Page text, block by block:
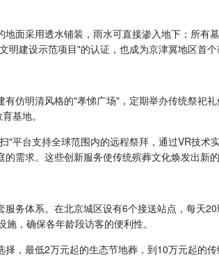
面采用透水铺装，雨水可直接渗入地下；所
建设示范项目"的认证，也成为京津冀地区首
仿明清风格的"孝悌广场"，定期举办传统祭祀
基地。
"平台支持全球范围内的远程祭拜，通过VR技
需求。这些创新服务使传统殡葬文化焕发出新的
务体系。在北京城区设有6个接送站点，每天
，确保各年龄段访客的便利性。
，最低2万元起的生态节地葬，到10万元起的